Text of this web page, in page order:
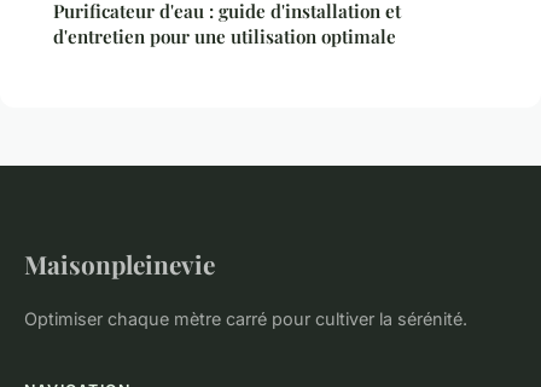
Purificateur d'eau : guide d'installation et
d'entretien pour une utilisation optimale
Maisonpleinevie
Optimiser chaque mètre carré pour cultiver la sérénité.